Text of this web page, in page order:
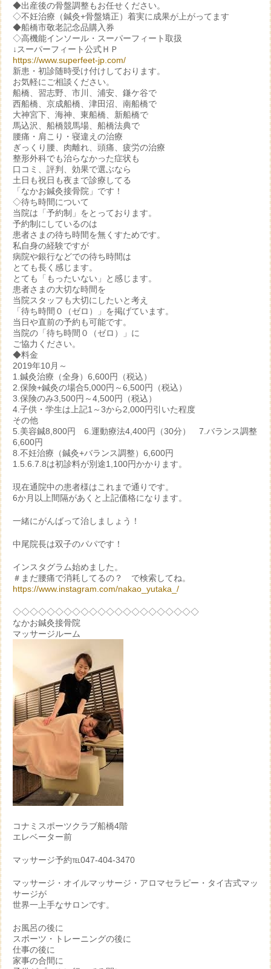
◆出産後の骨盤調整もお任せください。
◇不妊治療（鍼灸+骨盤矯正）着実に成果が上がってます
◆船橋市敬老記念品購入券
◇高機能インソール・スーパーフィート取扱
↓スーパーフィート公式ＨＰ
https://www.superfeet-jp.com/
新患・初診随時受け付けしております。
お気軽にご相談ください。
船橋、習志野、市川、浦安、鎌ケ谷で
西船橋、京成船橋、津田沼、南船橋で
大神宮下、海神、東船橋、新船橋で
馬込沢、船橋競馬場、船橋法典で
腰痛・肩こり・寝違えの治療
ぎっくり腰、肉離れ、頭痛、疲労の治療
整形外科でも治らなかった症状も
口コミ、評判、効果で選ぶなら
土日も祝日も夜まで診療してる
「なかお鍼灸接骨院」です！
◇待ち時間について
当院は「予約制」をとっております。
予約制にしているのは
患者さまの待ち時間を無くすためです。
私自身の経験ですが
病院や銀行などでの待ち時間は
とても長く感じます。
とても「もったいない」と感じます。
患者さまの大切な時間を
当院スタッフも大切にしたいと考え
「待ち時間０（ゼロ）」を掲げています。
当日や直前の予約も可能です。
当院の「待ち時間０（ゼロ）」に
ご協力ください。
◆料金
2019年10月～
1.鍼灸治療（全身）6,600円（税込）
2.保険+鍼灸の場合5,000円～6,500円（税込）
3.保険のみ3,500円～4,500円（税込）
4.子供・学生は上記1～3から2,000円引いた程度
その他
5.美容鍼8,800円 6.運動療法4,400円（30分） 7.バランス調整
6,600円
8.不妊治療（鍼灸+バランス調整）6,600円
1.5.6.7.8は初診料が別途1,100円かかります。
現在通院中の患者様はこれまで通りです。
6か月以上間隔があくと上記価格になります。
一緒にがんばって治しましょう！
中尾院長は双子のパパです！
インスタグラム始めました。
＃まだ腰痛で消耗してるの？ で検索してね。
https://www.instagram.com/nakao_yutaka_/
◇◇◇◇◇◇◇◇◇◇◇◇◇◇◇◇◇◇◇◇◇◇
なかお鍼灸接骨院
マッサージルーム
コナミスポーツクラブ船橋4階
エレベーター前
マッサージ予約℡047-404-3470
マッサージ・オイルマッサージ・アロマセラピー・タイ古式マッ
サージが
世界一上手なサロンです。
お風呂の後に
スポーツ・トレーニングの後に
仕事の後に
家事の合間に